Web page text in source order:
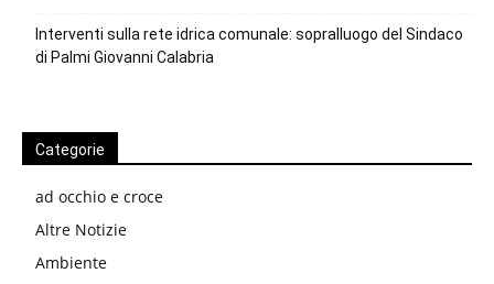
Interventi sulla rete idrica comunale: sopralluogo del Sindaco
di Palmi Giovanni Calabria
Categorie
ad occhio e croce
Altre Notizie
Ambiente